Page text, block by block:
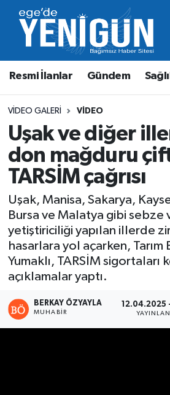
Resmi İlanlar Gündem
VIDEO GALERI VIDEO
Uşak ve diğer
don mağduru
TARSİM çağrısı
Uşak, Manisa, Sakarya,
Bursa ve Malatya gibi sebze
yetiştiriciliği yapılan illerde
hasarlara yol açarken, Tarım
Yumaklı, TARSİM sigortaları
açıklamalar yaptı.
BERKAY ÖZYAYLA
MUHABIR
12.04.2025
Resmi İlanlar
Gündem
Sağlık
Spor
Özel Haber
Beyoğlu Nöbetçi Eczaneler
Beyoğlu Hava Durumu
Beyoğlu Trafik Yoğunluk
Süper Lig Puan Durumu ve
Tüm Manşetler
Son Dakika Haberleri
Haber Arşivi